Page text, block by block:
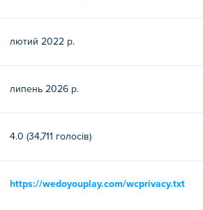
лютий 2022 р.
липень 2026 р.
4.0 (34,711 голосів)
https://wedoyouplay.com/wcprivacy.txt